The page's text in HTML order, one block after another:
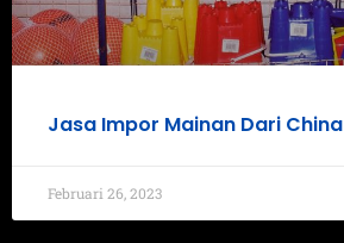
Jasa Impor Mainan Dari China
Februari 26, 2023